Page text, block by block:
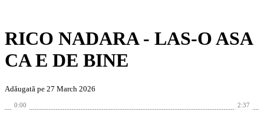
RICO NADARA - LAS-O ASA
CA E DE BINE
Adăugată pe 27 March 2026
0:00 2:37